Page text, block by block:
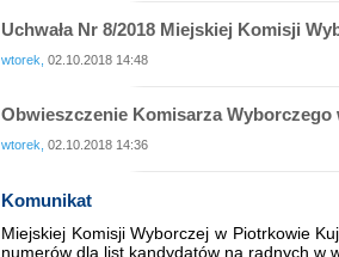
Uchwała Nr 8/2018 Miejskiej Komisji
wtorek, 02.10.2018 14:48
Obwieszczenie Komisarza Wyborczego
wtorek, 02.10.2018 14:36
Komunikat
Miejskiej Komisji Wyborczej w Piotrkowie
numerów dla list kandydatów na radnych w